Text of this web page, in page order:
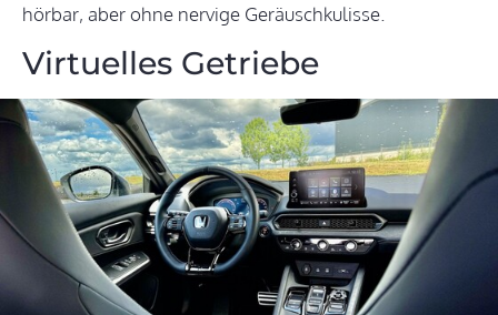
hörbar, aber ohne nervige Geräuschkulisse.
Virtuelles Getriebe